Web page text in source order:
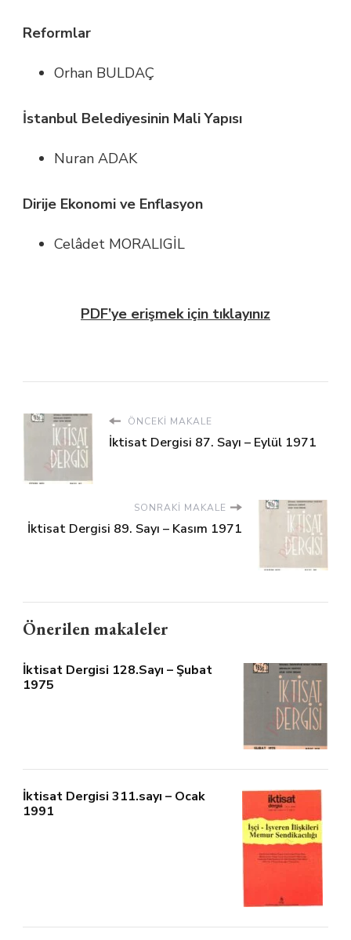
Reformlar
Orhan BULDAÇ
İstanbul Belediyesinin Mali Yapısı
Nuran ADAK
Dirije Ekonomi ve Enflasyon
Celâdet MORALIGİL
PDF’ye erişmek için tıklayınız
ÖNCEKI MAKALE
İktisat Dergisi 87. Sayı – Eylül 1971
SONRAKI MAKALE
İktisat Dergisi 89. Sayı – Kasım 1971
Önerilen makaleler
İktisat Dergisi 128.Sayı – Şubat
1975
İktisat Dergisi 311.sayı – Ocak
1991